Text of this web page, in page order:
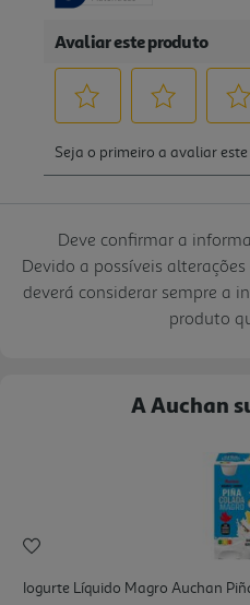
Deve confirmar a
Devido a possíveis
deverá considerar sempre a
produto
A Auchan
Iogurte Líquido Magro Auchan